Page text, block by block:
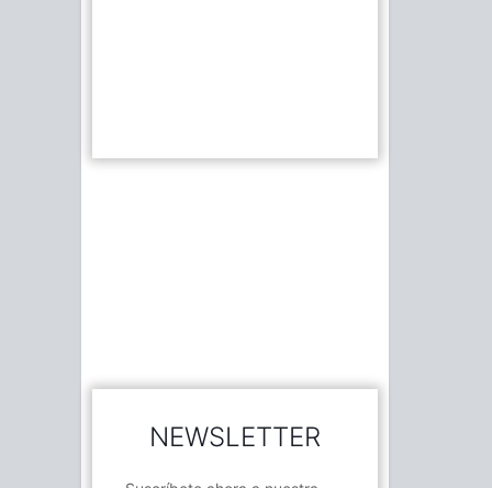
NEWSLETTER